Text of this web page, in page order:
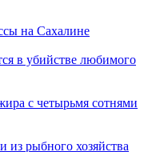
на Сахалине
в убийстве любимого
с четырьмя сотнями
из рыбного хозяйства